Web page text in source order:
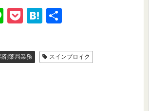
Li
e
P
ck
et
H
e
n
剤薬局業務 スインプロイク